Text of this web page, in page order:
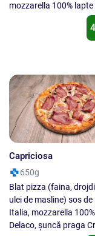
mozzarella 100% lapte
Daucy, măsline negre,
Capriciosa
650g
Blat pizza (faina,
ulei de masline) sos de
Italia, mozzarella
Delaco, șuncă praga